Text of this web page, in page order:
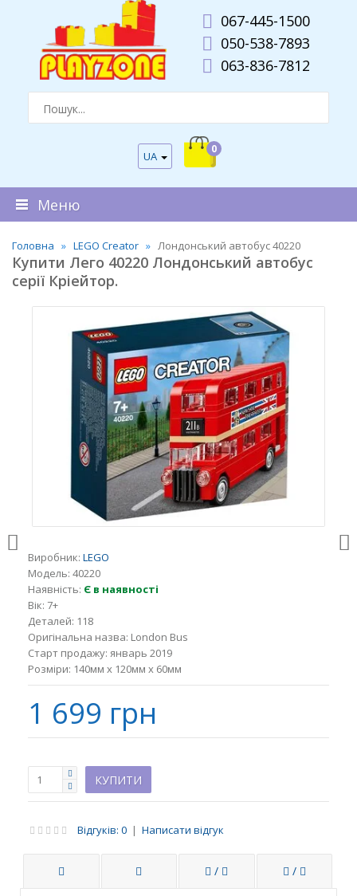
067-445-1500
050-538-7893
063-836-7812
UA
0
Меню
Головна LEGO Creator Лондонський автобус 40220
Купити Лего 40220 Лондонський автобус
серії Кріейтор.
Виробник: LEGO
Модель: 40220
Наявність: Є в наявності
Вік: 7+
Деталей: 118
Оригінальна назва: London Bus
Старт продажу: январь 2019
Розміри: 140мм x 120мм x 60мм
1 699 грн
Відгуків: 0 | Написати відгук
/ /